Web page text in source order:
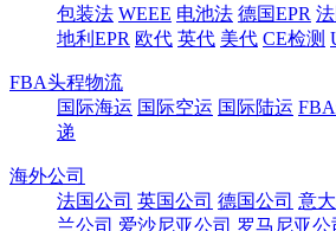
包装法 WEEE 电池法 德国EPR
地利EPR 欧代 英代 美代 CE检测
FBA头程物流
国际海运 国际空运 国际陆运
递
海外公司
法国公司 英国公司 德国公司 意
兰公司 爱沙尼亚公司 罗马尼亚公